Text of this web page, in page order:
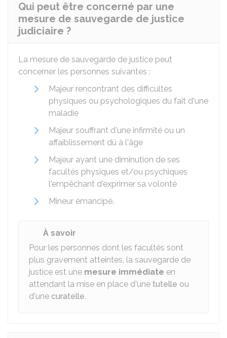
Qui peut être concerné par une
mesure de sauvegarde de justice
judiciaire ?
La mesure de sauvegarde de justice peut
concerner les personnes suivantes :
Majeur rencontrant des difficultés
physiques ou psychologiques du fait d'une
maladie
Majeur souffrant d'une infirmité ou un
affaiblissement dû à l'âge
Majeur ayant une diminution de ses
facultés physiques et/ou psychiques
l'empêchant d'exprimer sa volonté
Mineur émancipé.
À savoir
Pour les personnes dont les facultés sont
plus gravement atteintes, la sauvegarde de
justice est une mesure immédiate en
attendant la mise en place d'une tutelle ou
d'une curatelle.